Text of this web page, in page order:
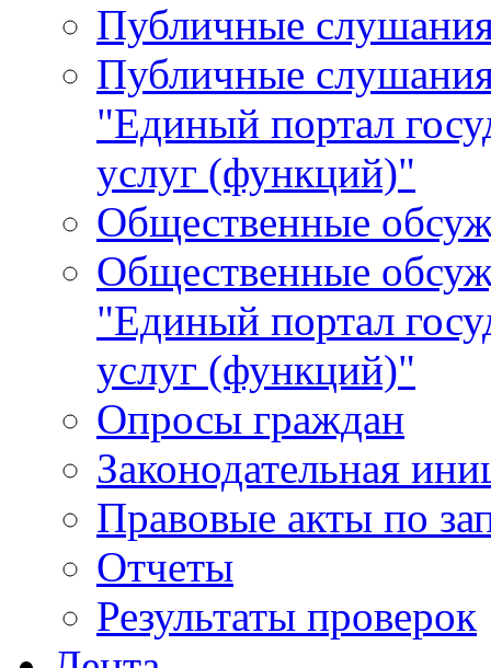
Публичные
Публичные
"Единый портал
услуг (функций)"
Общественные
Общественные
"Единый портал
услуг (функций)"
Опросы граждан
Законодательная
Правовые акты по
Отчеты
Результаты проверок